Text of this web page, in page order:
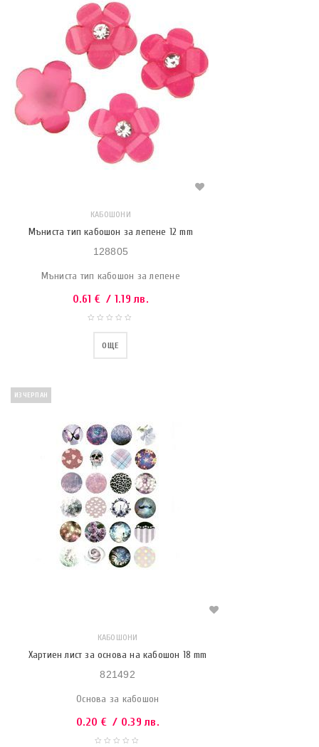
КАБОШОНИ
Мъниста тип кабошон за лепене 12 mm
128805
Мъниста тип кабошон за лепене
0.61 € / 1.19 лв.
ОЩЕ
ИЗЧЕРПАН
КАБОШОНИ
Хартиен лист за основа на кабошон 18 mm
821492
Основа за кабошон
0.20 € / 0.39 лв.